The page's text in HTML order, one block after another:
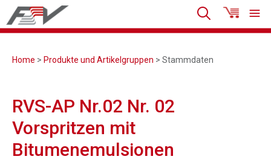
Home > Produkte und Artikelgruppen > Stammdaten
RVS-AP Nr.02 Nr. 02
Vorspritzen mit
Bitumenemulsionen